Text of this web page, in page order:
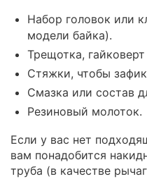
Набор головок или
модели байка).
Трещотка,
Стяжки, чтобы
Смазка или состав
Резиновый молоток.
Если у вас нет
вам понадобится
труба (в качестве